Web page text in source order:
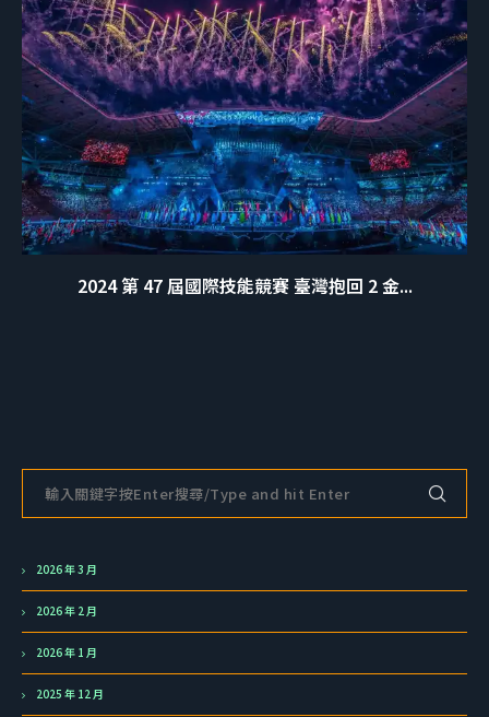
2024 第 47 屆國際技能競賽 臺灣抱回 2 金...
2026 年 3 月
2026 年 2 月
2026 年 1 月
2025 年 12 月